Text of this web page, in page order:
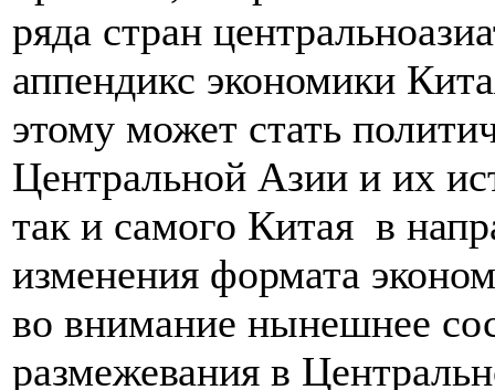
ряда стран
аппендикс экономики
этому может стать
Центральной Азии и их
так и самого Китая в
изменения формата
во внимание нынешнее
размежевания в